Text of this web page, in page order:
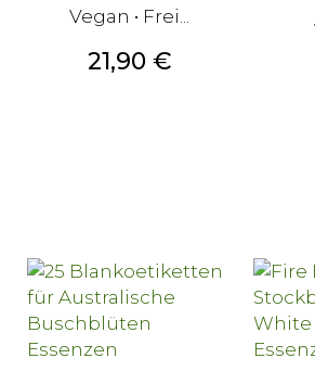
Vegan • Frei...
Preis
21,90 €